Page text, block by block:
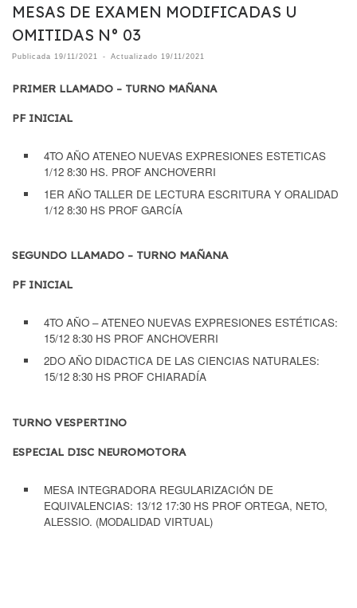
MESAS DE EXAMEN MODIFICADAS U
OMITIDAS N° 03
Publicada 19/11/2021 - Actualizado 19/11/2021
PRIMER LLAMADO – TURNO MAÑANA
PF INICIAL
4TO AÑO ATENEO NUEVAS EXPRESIONES ESTETICAS
1/12 8:30 HS. PROF ANCHOVERRI
1ER AÑO TALLER DE LECTURA ESCRITURA Y ORALIDAD
1/12 8:30 HS PROF GARCÍA
SEGUNDO LLAMADO – TURNO MAÑANA
PF INICIAL
4TO AÑO – ATENEO NUEVAS EXPRESIONES ESTÉTICAS:
15/12 8:30 HS PROF ANCHOVERRI
2DO AÑO DIDACTICA DE LAS CIENCIAS NATURALES:
15/12 8:30 HS PROF CHIARADÍA
TURNO VESPERTINO
ESPECIAL DISC NEUROMOTORA
MESA INTEGRADORA REGULARIZACIÓN DE
EQUIVALENCIAS: 13/12 17:30 HS PROF ORTEGA, NETO,
ALESSIO. (MODALIDAD VIRTUAL)